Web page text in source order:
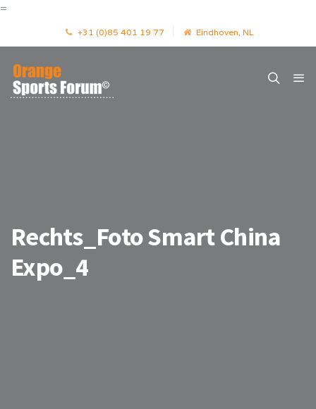
=
+31 (0)85 401 19 77 Eindhoven, NL
Rechts_Foto Smart China
Expo_4